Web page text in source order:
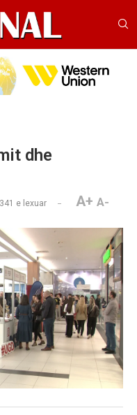
dhe
e lexuar A+ A-